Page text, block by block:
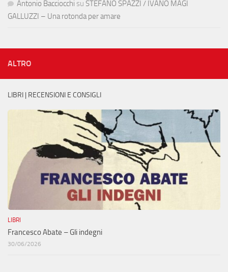
Antonio Bacciocchi su STEFANO SPAZZI / IVANO MAGI
GALLUZZI – Una rotonda per amare
ALTRO
LIBRI | RECENSIONI E CONSIGLI
LIBRI
Francesco Abate – Gli indegni
30/06/2026